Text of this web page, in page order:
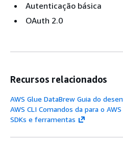
Autenticação básica
OAuth 2.0
Recursos relacionados
AWS Glue DataBrew Guia do
AWS CLI Comandos da para o
SDKs e ferramentas